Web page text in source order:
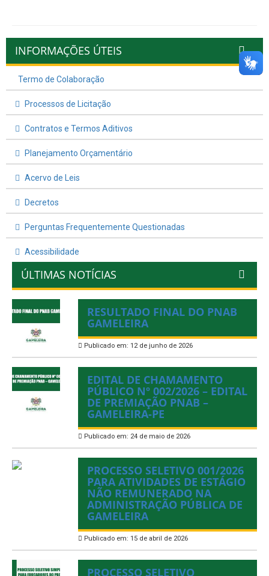
INFORMAÇÕES ÚTEIS
Termo de Colaboração
Processos de Licitação
Contratos e Termos Aditivos
Planejamento Orçamentário
Acervo de Leis
Decretos
Perguntas Frequentemente Questionadas
Acessibilidade
ÚLTIMAS NOTÍCIAS
RESULTADO FINAL DO PNAB
GAMELEIRA
Publicado em: 12 de junho de 2026
EDITAL DE CHAMAMENTO
PÚBLICO Nº 002/2026 – EDITAL
DE PREMIAÇÃO PNAB –
GAMELEIRA-PE
Publicado em: 24 de maio de 2026
PROCESSO SELETIVO 001/2026
PARA ATIVIDADES DE ESTÁGIO
NÃO REMUNERADO NA
ADMINISTRAÇÃO PÚBLICA DE
GAMELEIRA
Publicado em: 15 de abril de 2026
PROCESSO SELETIVO